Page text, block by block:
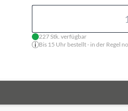
227 Stk. verfügbar
Bis 15 Uhr bestellt - in der Regel